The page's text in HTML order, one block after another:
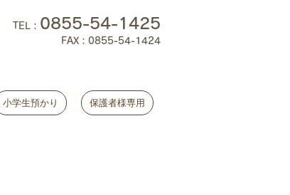
TEL ： 0855-54-1425
FAX：0855-54-1424
小学生預かり 保護者様専用